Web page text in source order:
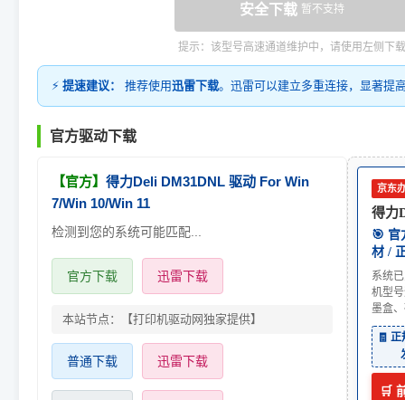
安全下载 暂不支持
提示：该型号高速通道维护中，请使用左侧下载
⚡ 提速建议： 推荐使用迅雷下载。迅雷可以建立多重连接，显著提
官方驱动下载
【官方】 得力Deli DM31DNL 驱动 For Win
7/Win 10/Win 11
检测到您的系统可能匹配...
官方下载 迅雷下载
本站节点：【打印机驱动网独家提供】
普通下载 迅雷下载
京东
得力
🎯 官
材 /
系统
机型
墨盒
🧾
🛒